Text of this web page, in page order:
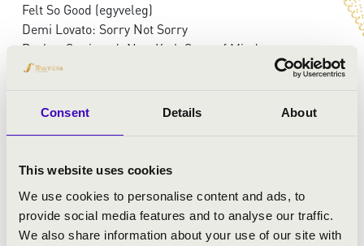
Consent Details About
This website uses cookies
We use cookies to personalise content and ads, to
provide social media features and to analyse our traffic.
We also share information about your use of our site with
Felt So Good (egyveleg)
Demi Lovato: Sorry Not Sorry
Barbra Streisand: New York State of Mind